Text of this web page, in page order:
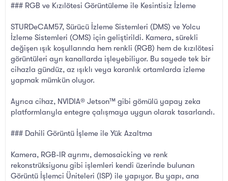
### RGB ve Kızılötesi Görüntüleme ile Kesintisiz İzleme
STURDeCAM57, Sürücü İzleme Sistemleri (DMS) ve Yolcu
İzleme Sistemleri (OMS) için geliştirildi. Kamera, sürekli
değişen ışık koşullarında hem renkli (RGB) hem de kızılötesi
görüntüleri ayrı kanallarda işleyebiliyor. Bu sayede tek bir
cihazla gündüz, az ışıklı veya karanlık ortamlarda izleme
yapmak mümkün oluyor.
Ayrıca cihaz, NVIDIA® Jetson™ gibi gömülü yapay zeka
platformlarıyla entegre çalışmaya uygun olarak tasarlandı.
### Dahili Görüntü İşleme ile Yük Azaltma
Kamera, RGB-IR ayrımı, demosaicking ve renk
rekonstrüksiyonu gibi işlemleri kendi üzerinde bulunan
Görüntü İşlemci Üniteleri (ISP) ile yapıyor. Bu yapı, ana